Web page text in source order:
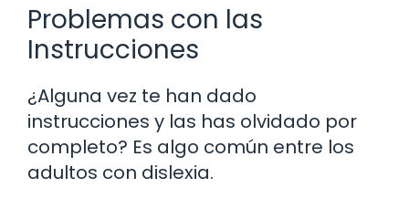
Problemas con las
Instrucciones
¿Alguna vez te han dado
instrucciones y las has olvidado por
completo? Es algo común entre los
adultos con dislexia.